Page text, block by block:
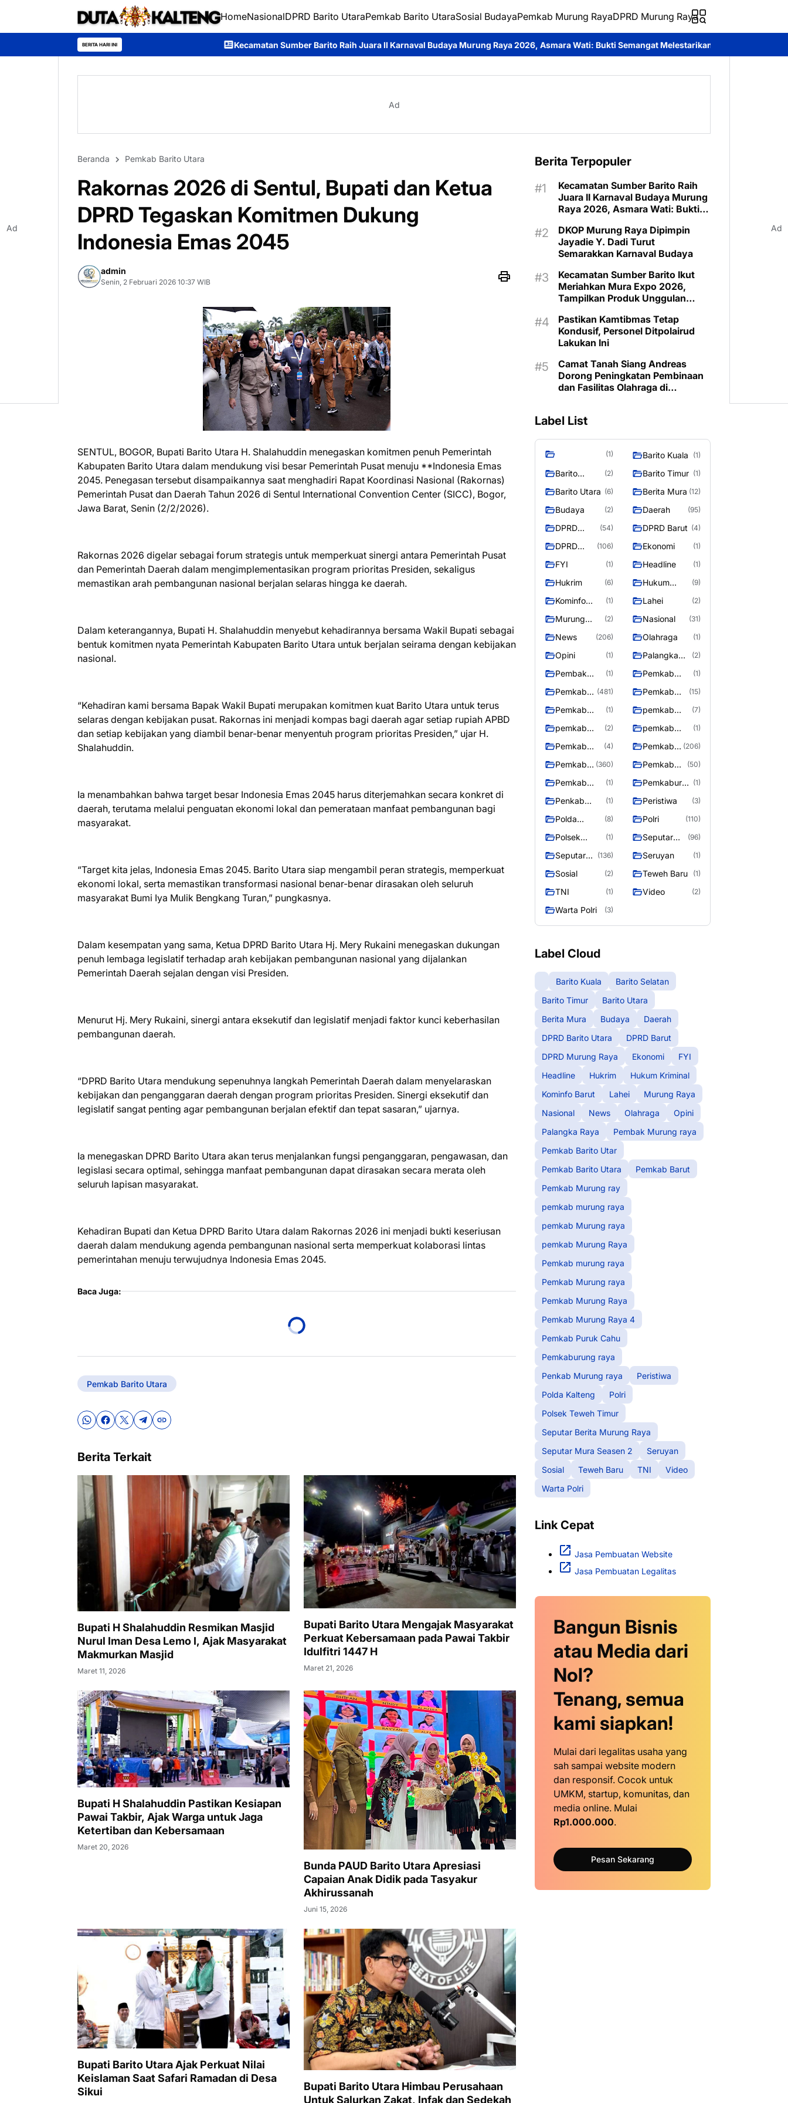
HomeNasionalDPRD Barito UtaraPemkab Barito UtaraSosial BudayaPemkab Murung RayaDPRD Murung Raya
BERITA HARI INI Kecamatan Sumber Barito Raih Juara II Karnaval Budaya Murung Raya 2026, Asmara Wati: Bukti Semangat Melestarikan Budaya Festival Budaya Tira Tangka
Ad
Beranda Pemkab Barito Utara
Rakornas 2026 di Sentul, Bupati dan Ketua
DPRD Tegaskan Komitmen Dukung
Indonesia Emas 2045
admin
Senin, 2 Februari 2026 10:37 WIB
SENTUL, BOGOR, Bupati Barito Utara H. Shalahuddin menegaskan komitmen penuh Pemerintah
Kabupaten Barito Utara dalam mendukung visi besar Pemerintah Pusat menuju **Indonesia Emas
2045. Penegasan tersebut disampaikannya saat menghadiri Rapat Koordinasi Nasional (Rakornas)
Pemerintah Pusat dan Daerah Tahun 2026 di Sentul International Convention Center (SICC), Bogor,
Jawa Barat, Senin (2/2/2026).
Rakornas 2026 digelar sebagai forum strategis untuk memperkuat sinergi antara Pemerintah Pusat
dan Pemerintah Daerah dalam mengimplementasikan program prioritas Presiden, sekaligus
memastikan arah pembangunan nasional berjalan selaras hingga ke daerah.
Dalam keterangannya, Bupati H. Shalahuddin menyebut kehadirannya bersama Wakil Bupati sebagai
bentuk komitmen nyata Pemerintah Kabupaten Barito Utara untuk berjalan seirama dengan kebijakan
nasional.
“Kehadiran kami bersama Bapak Wakil Bupati merupakan komitmen kuat Barito Utara untuk terus
selaras dengan kebijakan pusat. Rakornas ini menjadi kompas bagi daerah agar setiap rupiah APBD
dan setiap kebijakan yang diambil benar-benar menyentuh program prioritas Presiden,” ujar H.
Shalahuddin.
Ia menambahkan bahwa target besar Indonesia Emas 2045 harus diterjemahkan secara konkret di
daerah, terutama melalui penguatan ekonomi lokal dan pemerataan manfaat pembangunan bagi
masyarakat.
“Target kita jelas, Indonesia Emas 2045. Barito Utara siap mengambil peran strategis, memperkuat
ekonomi lokal, serta memastikan transformasi nasional benar-benar dirasakan oleh seluruh
masyarakat Bumi Iya Mulik Bengkang Turan,” pungkasnya.
Dalam kesempatan yang sama, Ketua DPRD Barito Utara Hj. Mery Rukaini menegaskan dukungan
penuh lembaga legislatif terhadap arah kebijakan pembangunan nasional yang dijalankan
Pemerintah Daerah sejalan dengan visi Presiden.
Menurut Hj. Mery Rukaini, sinergi antara eksekutif dan legislatif menjadi faktor kunci keberhasilan
pembangunan daerah.
“DPRD Barito Utara mendukung sepenuhnya langkah Pemerintah Daerah dalam menyelaraskan
kebijakan dan penganggaran daerah dengan program prioritas Presiden. Sinergi eksekutif dan
legislatif sangat penting agar pembangunan berjalan efektif dan tepat sasaran,” ujarnya.
Ia menegaskan DPRD Barito Utara akan terus menjalankan fungsi penganggaran, pengawasan, dan
legislasi secara optimal, sehingga manfaat pembangunan dapat dirasakan secara merata oleh
seluruh lapisan masyarakat.
Kehadiran Bupati dan Ketua DPRD Barito Utara dalam Rakornas 2026 ini menjadi bukti keseriusan
daerah dalam mendukung agenda pembangunan nasional serta memperkuat kolaborasi lintas
pemerintahan menuju terwujudnya Indonesia Emas 2045.
Baca Juga:
Pemkab Barito Utara
Berita Terkait
Bupati H Shalahuddin Resmikan Masjid
Nurul Iman Desa Lemo I, Ajak Masyarakat
Makmurkan Masjid
Maret 11, 2026
Bupati Barito Utara Mengajak Masyarakat
Perkuat Kebersamaan pada Pawai Takbir
Idulfitri 1447 H
Maret 21, 2026
Bupati H Shalahuddin Pastikan Kesiapan
Pawai Takbir, Ajak Warga untuk Jaga
Ketertiban dan Kebersamaan
Maret 20, 2026
Bunda PAUD Barito Utara Apresiasi
Capaian Anak Didik pada Tasyakur
Akhirussanah
Juni 15, 2026
Bupati Barito Utara Ajak Perkuat Nilai
Keislaman Saat Safari Ramadan di Desa
Sikui
Bupati Barito Utara Himbau Perusahaan
Untuk Salurkan Zakat, Infak dan Sedekah
Berita Terpopuler
Kecamatan Sumber Barito Raih
Juara II Karnaval Budaya Murung
Raya 2026, Asmara Wati: Bukti
DKOP Murung Raya Dipimpin
Jayadie Y. Dadi Turut
Semarakkan Karnaval Budaya
Kecamatan Sumber Barito Ikut
Meriahkan Mura Expo 2026,
Tampilkan Produk Unggulan
Pastikan Kamtibmas Tetap
Kondusif, Personel Ditpolairud
Lakukan Ini
Camat Tanah Siang Andreas
Dorong Peningkatan Pembinaan
dan Fasilitas Olahraga di
Label List
(1) Barito Kuala (1)
Barito
(2) Barito Timur (1)
Barito Utara (6) Berita Mura (12)
Budaya (2) Daerah (95)
DPRD
Utara
(54) DPRD Barut (4)
DPRD
Raya
(106) Ekonomi (1)
FYI (1) Headline (1)
Hukrim (6)
Hukum
(9)
Kominfo
(1) Lahei (2)
Murung
(2) Nasional (31)
News (206) Olahraga (1)
Opini (1)
Palangka
(2)
Pembak
Murung raya
(1)
Pemkab
(1)
Pemkab
Utara
(481)
Pemkab
(15)
Pemkab
(1)
pemkab
(7)
pemkab
(2)
pemkab
Raya
(1)
Pemkab
murung raya
(4)
Pemkab
raya
(206)
Pemkab
Raya
(360)
Pemkab
Raya 4
(50)
Pemkab
(1)
Pemkaburun (1)
Penkab
(1) Peristiwa (3)
Polda
(8) Polri (110)
Polsek
Teweh Timur
(1)
Seputar
Murung
Raya
(96)
Seputar
Seasen 2
(136) Seruyan (1)
Sosial (2) Teweh Baru (1)
TNI (1) Video (2)
Warta Polri (3)
Label Cloud
Barito Kuala
Barito Selatan
Barito Timur
Barito Utara
Berita Mura
Budaya
Daerah
DPRD Barito Utara
DPRD Barut
DPRD Murung Raya
Ekonomi
FYI
Headline
Hukrim
Hukum Kriminal
Kominfo Barut
Lahei
Murung Raya
Nasional
News Olahraga
Opini
Palangka Raya
Pembak Murung raya
Pemkab Barito Utar
Pemkab Barito Utara
Pemkab Barut
Pemkab Murung ray
pemkab murung raya
pemkab Murung raya
pemkab Murung Raya
Pemkab murung raya
Pemkab Murung raya
Pemkab Murung Raya
Pemkab Murung Raya 4
Pemkab Puruk Cahu
Pemkaburung raya
Penkab Murung raya
Peristiwa
Polda Kalteng
Polri
Polsek Teweh Timur
Seputar Berita Murung Raya
Seputar Mura Seasen 2
Seruyan
Sosial
Teweh Baru TNI
Video
Warta Polri
Link Cepat
Jasa Pembuatan Website
Jasa Pembuatan Legalitas
Bangun Bisnis
atau Media dari
Nol?
Tenang, semua
kami siapkan!
Mulai dari legalitas usaha yang
sah sampai website modern
dan responsif. Cocok untuk
UMKM, startup, komunitas, dan
media online. Mulai
Rp1.000.000.
Pesan Sekarang
Ad Ad